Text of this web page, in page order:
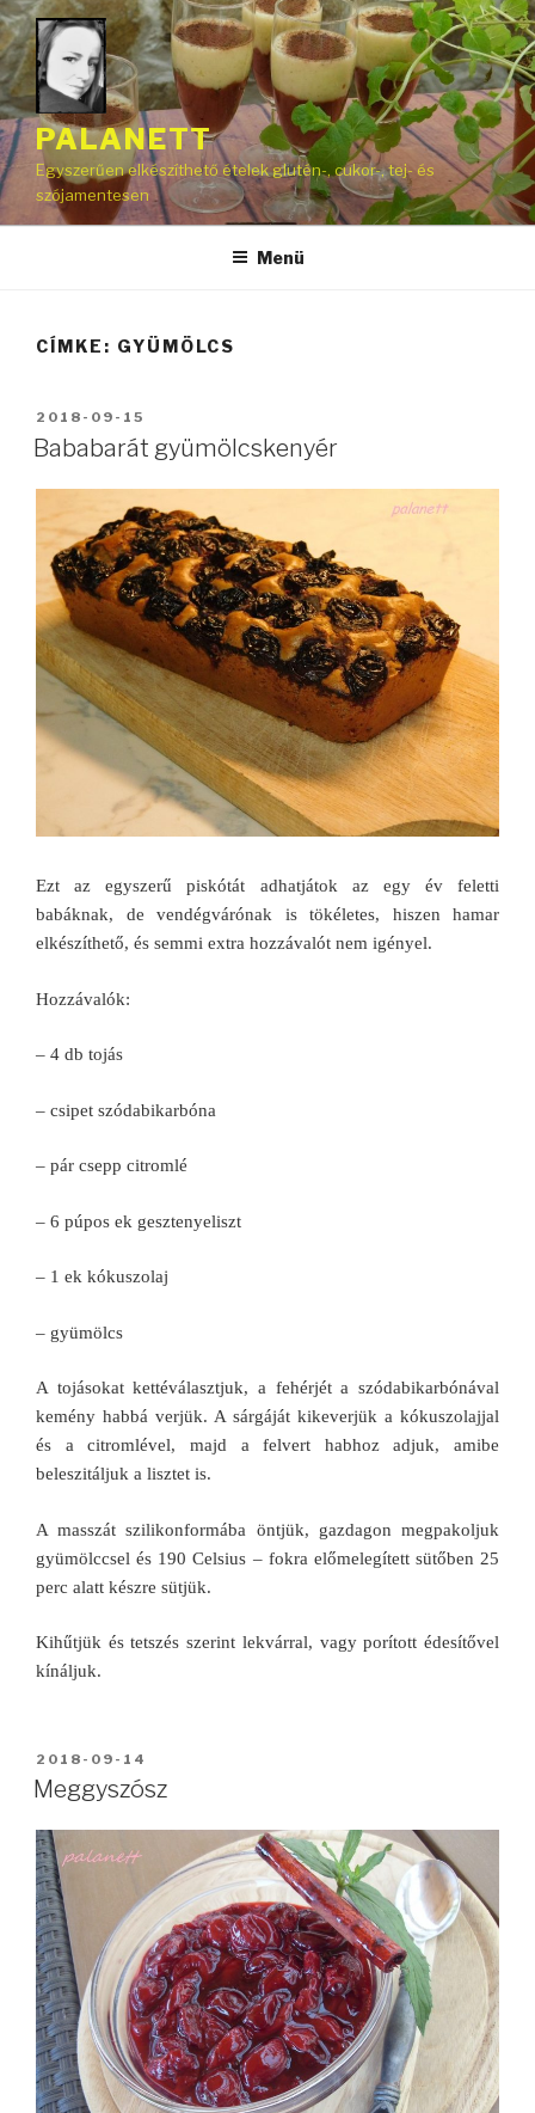
Tartalomhoz
PALANETT
Egyszerűen elkészíthető ételek glutén-, cukor-, tej- és
szójamentesen
Menü
CÍMKE: GYÜMÖLCS
BEKÜLDVE:
2018-09-15
Bababarát gyümölcskenyér
Ezt az egyszerű piskótát adhatjátok az egy év feletti
babáknak, de vendégvárónak is tökéletes, hiszen hamar
elkészíthető, és semmi extra hozzávalót nem igényel.
Hozzávalók:
– 4 db tojás
– csipet szódabikarbóna
– pár csepp citromlé
– 6 púpos ek gesztenyeliszt
– 1 ek kókuszolaj
– gyümölcs
A tojásokat kettéválasztjuk, a fehérjét a szódabikarbónával
kemény habbá verjük. A sárgáját kikeverjük a kókuszolajjal
és a citromlével, majd a felvert habhoz adjuk, amibe
beleszitáljuk a lisztet is.
A masszát szilikonformába öntjük, gazdagon megpakoljuk
gyümölccsel és 190 Celsius – fokra előmelegített sütőben 25
perc alatt készre sütjük.
Kihűtjük és tetszés szerint lekvárral, vagy porított édesítővel
kínáljuk.
BEKÜLDVE:
2018-09-14
Meggyszósz